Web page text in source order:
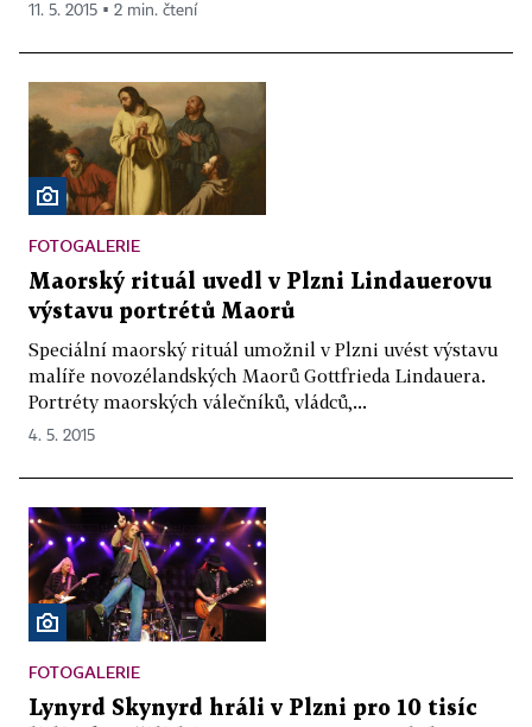
11. 5. 2015 ▪ 2 min. čtení
FOTOGALERIE
Maorský rituál uvedl v Plzni Lindauerovu
výstavu portrétů Maorů
Speciální maorský rituál umožnil v Plzni uvést výstavu
malíře novozélandských Maorů Gottfrieda Lindauera.
Portréty maorských válečníků, vládců,...
4. 5. 2015
FOTOGALERIE
Lynyrd Skynyrd hráli v Plzni pro 10 tisíc